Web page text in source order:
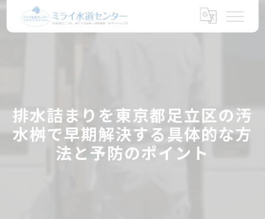
排水詰まりを東京都足立区の汚
水桝で早期解決する具体的な方
法と予防のポイント